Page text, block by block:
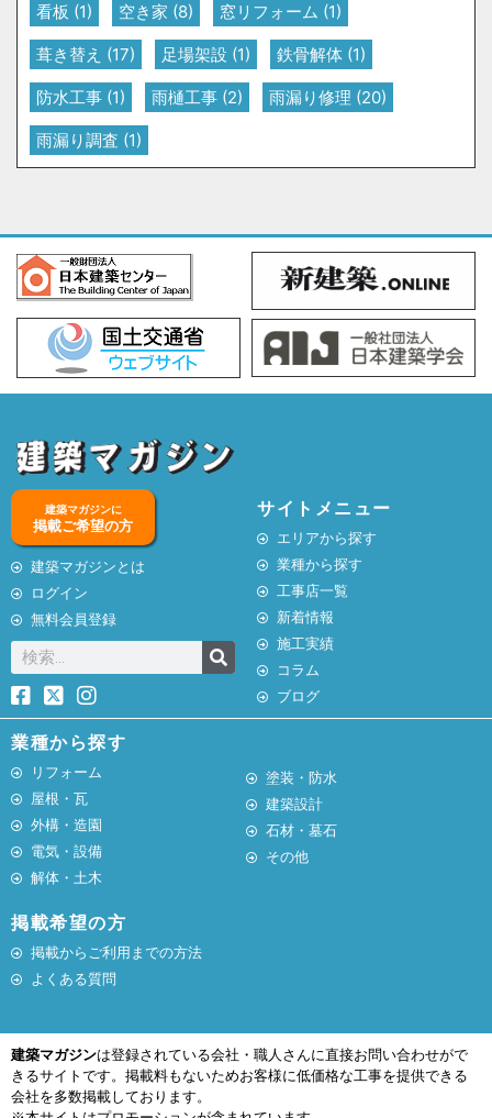
看板 (1) 空き家 (8) 窓リフォーム (1)
葺き替え (17) 足場架設 (1) 鉄骨解体 (1)
防水工事 (1) 雨樋工事 (2) 雨漏り修理 (20)
雨漏り調査 (1)
建築マガジンに
掲載ご希望の方
建築マガジンとは
ログイン
無料会員登録
サイトメニュー
エリアから探す
業種から探す
工事店一覧
新着情報
施工実績
コラム
ブログ
業種から探す
リフォーム
屋根・瓦
外構・造園
電気・設備
解体・土木
塗装・防水
建築設計
石材・墓石
その他
掲載希望の方
掲載からご利用までの方法
よくある質問
建築マガジンは登録されている会社・職人さんに直接お問い合わせがで
きるサイトです。掲載料もないためお客様に低価格な工事を提供できる
会社を多数掲載しております。